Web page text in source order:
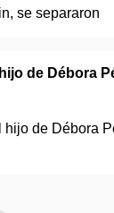
de Débora